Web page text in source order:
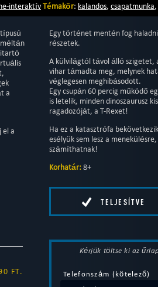
interaktívTémakör: kalandos, csapatmunka,
méltán
a
el a
Egy történet mentén fog
részetek.
A külvilágtól távol álló szigetet,
vihar támadta meg, melynek
véglegesen meghibásodott.
Egy csupán 60 percig működő
is letelik, minden dinoszaurusz
ragadozóját, a T-Rexet!
Ha ez a katasztrófa
esélyük sem lesz a
számíthatnak!
Korhatár:8+
TELJESÍTVE
FT.
Kérjük töltse ki az
Telefonszám (kötelező)